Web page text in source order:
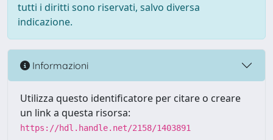
tutti i diritti sono riservati, salvo diversa
indicazione.
Informazioni
Utilizza questo identificatore per citare o creare
un link a questa risorsa:
https://hdl.handle.net/2158/1403891